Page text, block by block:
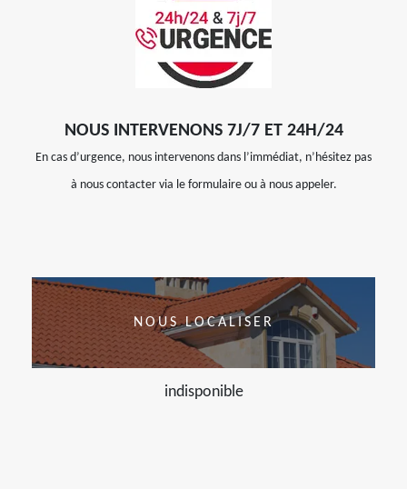
NOUS INTERVENONS 7J/7 ET 24H/24
En cas d’urgence, nous intervenons dans l’immédiat, n’hésitez pas
à nous contacter via le formulaire ou à nous appeler.
NOUS LOCALISER
indisponible